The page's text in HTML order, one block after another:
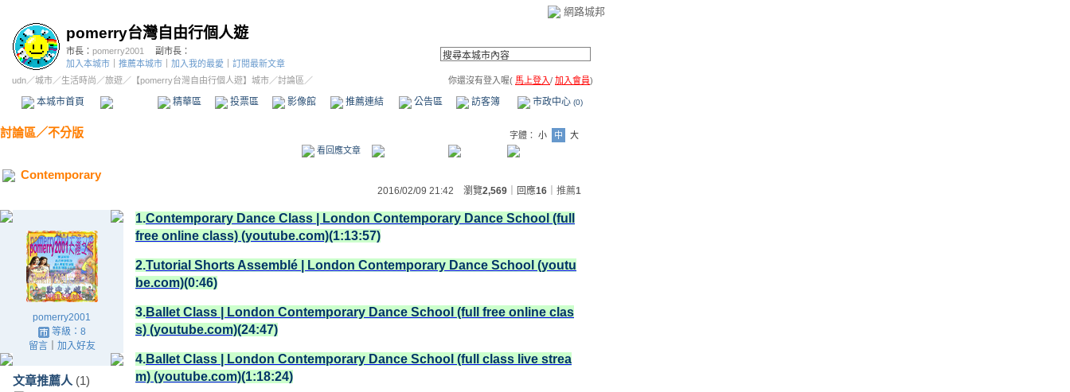
網路城邦
pomerry台灣自由行個人遊
市長： pomerry2001
副市長：
加入本城市
推薦本城市 加入我的最愛
訂閱最新文章
udn／城市／生活時尚 ／旅遊／ 【pomerry台灣自由行個人遊】城市／討論區／ 你還沒有登入喔( 馬上登入/ 加入會員)
本城市首頁 精華區 投票區 影像館 推薦連結 公告區 訪客簿 市政中心 (0)
討論區／不分版 字體： 小 中
大
看回應文章
Contemporary
2016/02/09 21:42 瀏覽2,569 ｜回應16 推薦1
pomerry2001
等級：8
留言｜ 加入好友
文章推薦人 (1)
1.Contemporary Dance Class | London Contemporary Dance School (full
free online class) (youtube.com)(1:13:57)
2.Tutorial Shorts Assemblé | London Contemporary Dance School (youtu
be.com)(0:46)
3.Ballet Class | London Contemporary Dance School (full free online clas
s) (youtube.com)(24:47)
4.Ballet Class | London Contemporary Dance School (full class live strea
m) (youtube.com)(1:18:24)